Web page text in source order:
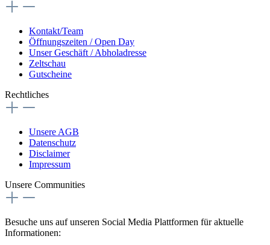
Kontakt/Team
Öffnungszeiten / Open Day
Unser Geschäft / Abholadresse
Zeltschau
Gutscheine
Rechtliches
Unsere AGB
Datenschutz
Disclaimer
Impressum
Unsere Communities
Besuche uns auf unseren Social Media Plattformen für aktuelle
Informationen: